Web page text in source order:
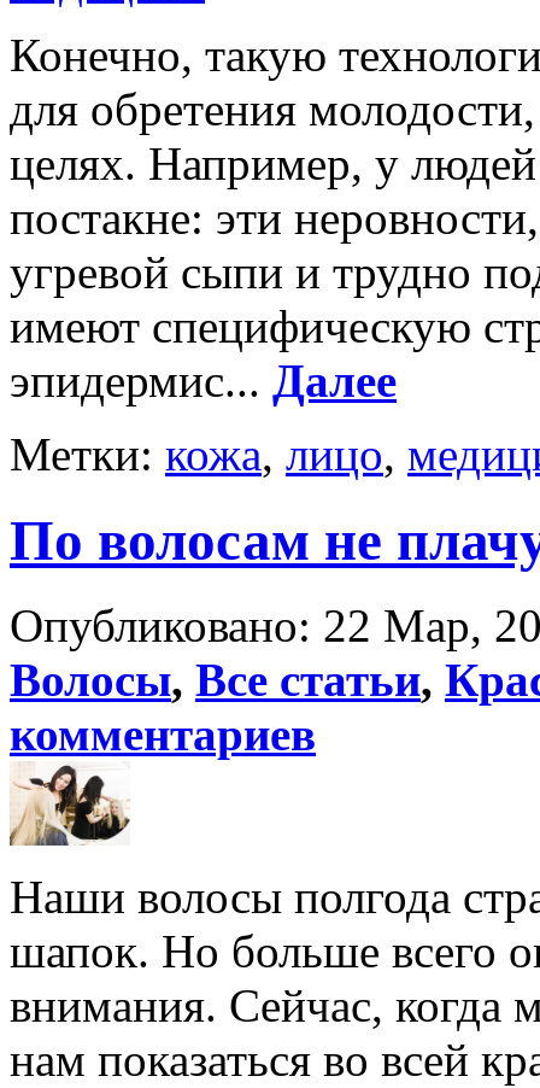
Конечно, такую
для обретения
целях. Например, у
постакне: эти
угревой сыпи и трудно
имеют специфическую
эпидермис... Далее
Метки: кожа, лицо,
По волосам не
Опубликовано: 22 Мар,
Волосы, Все статьи,
комментариев
Наши волосы полгода
шапок. Но больше всего
внимания. Сейчас, когда
нам показаться во всей